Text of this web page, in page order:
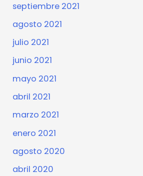
septiembre 2021
agosto 2021
julio 2021
junio 2021
mayo 2021
abril 2021
marzo 2021
enero 2021
agosto 2020
abril 2020